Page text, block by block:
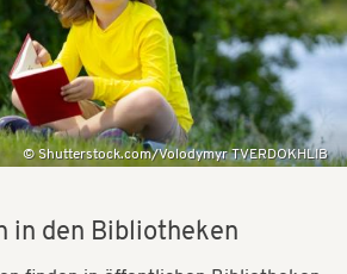
Shutterstock.com/Volodymyr TVERDOKHLIB
in den Bibliotheken